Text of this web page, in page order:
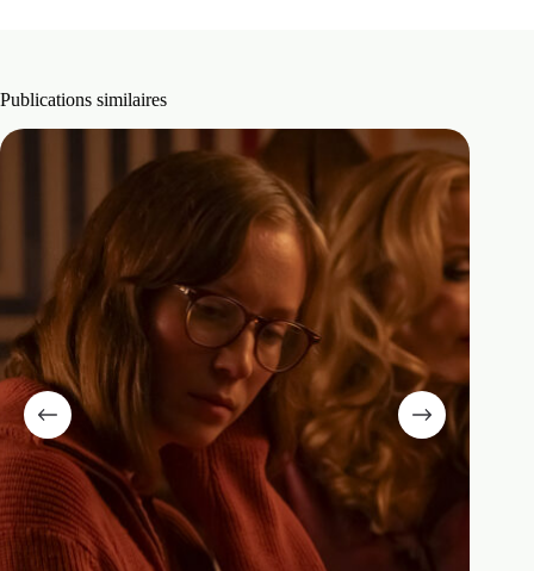
Publications similaires